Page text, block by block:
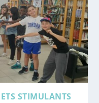
STIMULANTS